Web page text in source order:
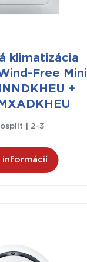
klimatizácia
Free Mini
+
| 2-3
informácií